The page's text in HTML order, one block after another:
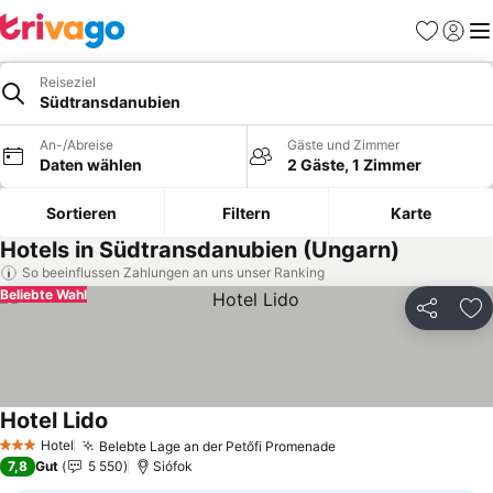
Favoriten
Reiseziel
Südtransdanubien
An-/Abreise
Daten wählen
Gäste und Zimmer
2 Gäste, 1 Zimmer
Sortieren Filtern Karte
Hotels in Südtransdanubien (Ungarn)
So beeinflussen Zahlungen an uns unser Ranking
Teilen
Beliebte Wahl
3 SterneHotel Belebte Lage an der Petőfi PromenadePreise sehen
Hotel Lido
7,8 Gut 5 550 Siófok